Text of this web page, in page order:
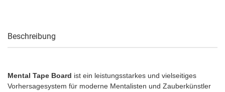
Beschreibung
Mental Tape Board ist ein leistungsstarkes und vielseitiges
Vorhersagesystem für moderne Mentalisten und Zauberkünstler